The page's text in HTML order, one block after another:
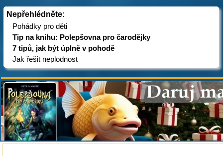
Nepřehlédněte:
Pohádky pro děti
Tip na knihu: Polepšovna pro čarodějky
7 tipů, jak být úplně v pohodě
Jak řešit neplodnost